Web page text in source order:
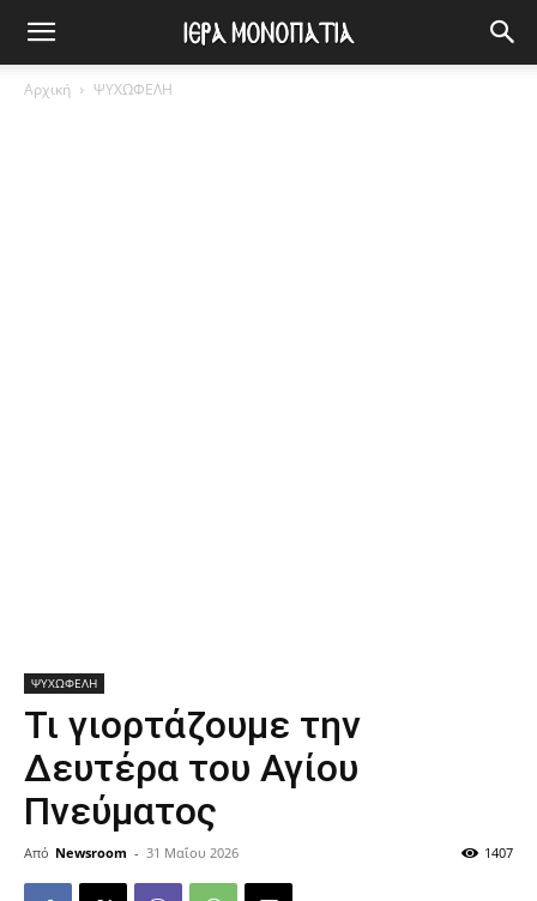
Αρχική ΨΥΧΩΦΕΛΗ
ΨΥΧΩΦΕΛΗ
Τι γιορτάζουμε την
Δευτέρα του Αγίου
Πνεύματος
Από Newsroom - 31 Μαΐου 2026 1407